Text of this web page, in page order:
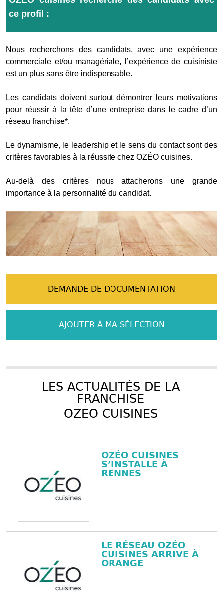
ce profil :
Nous recherchons des candidats, avec une expérience
commerciale et/ou managériale, l’expérience de cuisiniste
est un plus sans être indispensable.
Les candidats doivent surtout démontrer leurs motivations
pour réussir à la tête d’une entreprise dans le cadre d’un
réseau franchise*.
Le dynamisme, le leadership et le sens du contact sont des
critères favorables à la réussite chez OZÉO cuisines.
Au-delà des critères nous attacherons une grande
importance à la personnalité du candidat.
DEMANDE DE DOCUMENTATION
AJOUTER À MA SÉLECTION
LES ACTUALITÉS DE LA
FRANCHISE
OZEO CUISINES
OZÉO CUISINES
S’INSTALLE À
RENNES
LE RÉSEAU OZÉO
CUISINES ARRIVE À
ORANGE